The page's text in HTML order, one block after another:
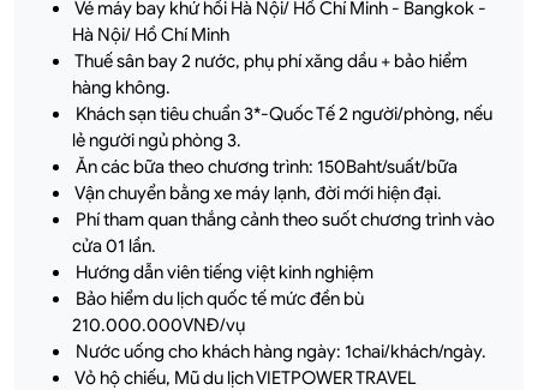
Vé máy bay khứ hồi Hà Nội/ Hồ Chí Minh - Bangkok -
Hà Nội/ Hồ Chí Minh
Thuế sân bay 2 nước, phụ phí xăng dầu + bảo hiểm
hàng không.
Khách sạn tiêu chuẩn 3*-Quốc Tế 2 người/phòng, nếu
lẻ người ngủ phòng 3.
Ăn các bữa theo chương trình: 150Baht/suất/bữa
Vận chuyển bằng xe máy lạnh, đời mới hiện đại.
Phí tham quan thắng cảnh theo suốt chương trình vào
cửa 01 lần.
Hướng dẫn viên tiếng việt kinh nghiệm
Bảo hiểm du lịch quốc tế mức đền bù
210.000.000VNĐ/vụ
Nước uống cho khách hàng ngày: 1chai/khách/ngày.
Vỏ hộ chiếu, Mũ du lịch VIETPOWER TRAVEL